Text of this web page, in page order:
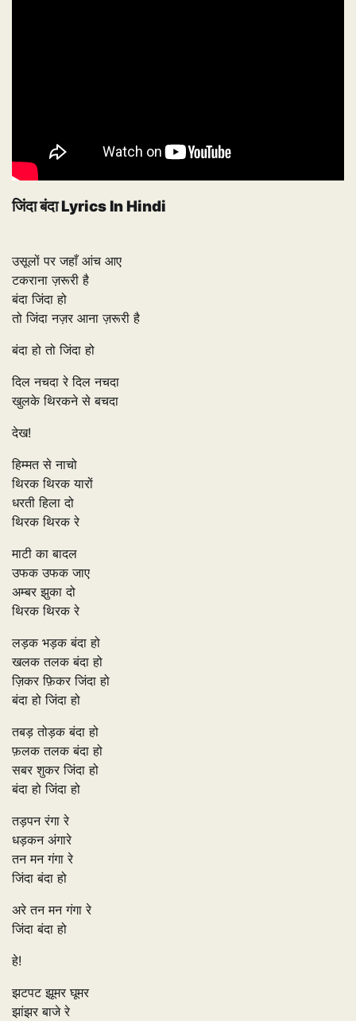
जिंदा बंदा Lyrics In Hindi
उसूलों पर जहाँ आंच आए
टकराना ज़रूरी है
बंदा जिंदा हो
तो जिंदा नज़र आना ज़रूरी है
बंदा हो तो जिंदा हो
दिल नचदा रे दिल नचदा
खुलके थिरकने से बचदा
देख!
हिम्मत से नाचो
थिरक थिरक यारों
धरती हिला दो
थिरक थिरक रे
माटी का बादल
उफक उफक जाए
अम्बर झुका दो
थिरक थिरक रे
लड़क भड़क बंदा हो
खलक तलक बंदा हो
ज़िकर फ़िकर जिंदा हो
बंदा हो जिंदा हो
तबड़ तोड़क बंदा हो
फ़लक तलक बंदा हो
सबर शुकर जिंदा हो
बंदा हो जिंदा हो
तड़पन रंगा रे
धड़कन अंगारे
तन मन गंगा रे
जिंदा बंदा हो
अरे तन मन गंगा रे
जिंदा बंदा हो
हे!
झटपट झूमर घूमर
झांझर बाजे रे